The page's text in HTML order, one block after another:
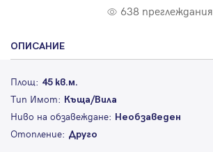
638 преглеждания
ОПИСАНИЕ
Площ: 45 кв.м.
Тип Имот: Къща/Вила
Ниво на обзавеждане: Необзаведен
Отопление: Друго